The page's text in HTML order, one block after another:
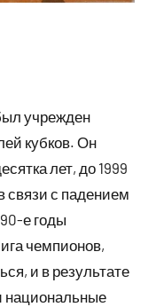
учрежден
кубков. Он
лет, до 1999
связи с падением
е годы
чемпионов,
и в результате
национальные